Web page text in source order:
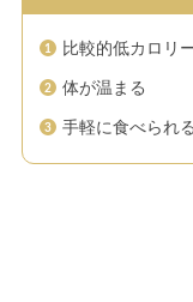
比較的低カロリ
体が温まる
手軽に食べられる